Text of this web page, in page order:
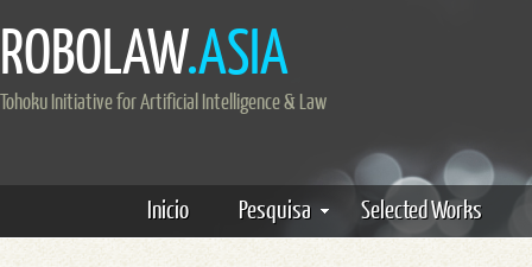
ROBOLAW.ASIA
Tohoku Initiative for Artificial Intelligence & Law
Inicio Pesquisa Selected Works